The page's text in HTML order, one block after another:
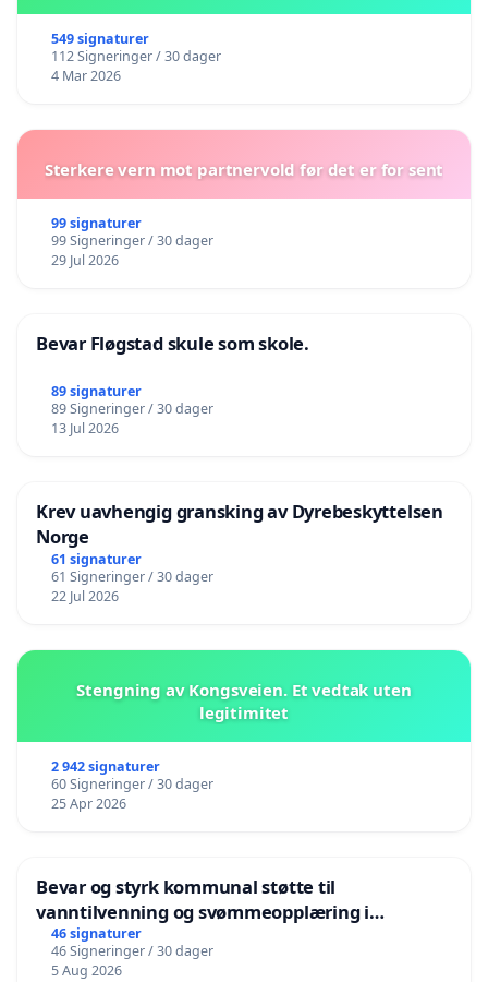
549 signaturer
112 Signeringer / 30 dager
4 Mar 2026
Sterkere vern mot partnervold før det er for sent
99 signaturer
99 Signeringer / 30 dager
29 Jul 2026
Bevar Fløgstad skule som skole.
89 signaturer
89 Signeringer / 30 dager
13 Jul 2026
Krev uavhengig gransking av Dyrebeskyttelsen
Norge
61 signaturer
61 Signeringer / 30 dager
22 Jul 2026
Stengning av Kongsveien. Et vedtak uten
legitimitet
2 942 signaturer
60 Signeringer / 30 dager
25 Apr 2026
Bevar og styrk kommunal støtte til
vanntilvenning og svømmeopplæring i
barnehagene i Haugesund
46 signaturer
46 Signeringer / 30 dager
5 Aug 2026